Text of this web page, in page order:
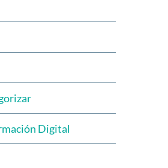
Digital